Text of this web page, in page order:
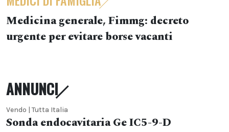
Medicina generale, Fimmg: decreto
urgente per evitare borse vacanti
ANNUNCI
Vendo | Tutta Italia
Sonda endocavitaria Ge IC5-9-D